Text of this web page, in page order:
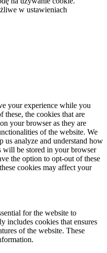
w ustawieniach
your experience while you
these, the cookies that are
your browser as they are
of the website. We
us analyze and understand how
will be stored in your browser
the option to opt-out of these
cookies may affect your
for the website to
includes cookies that ensures
of the website. These